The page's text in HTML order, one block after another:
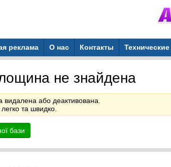
реклама О нас Контакты
не знайдена
або деактивована.
та швидко.
бази